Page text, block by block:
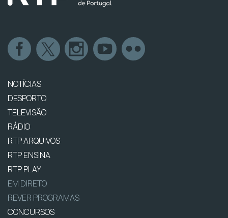
NOTÍCIAS
DESPORTO
TELEVISÃO
RÁDIO
RTP ARQUIVOS
RTP ENSINA
RTP PLAY
EM DIRETO
REVER PROGRAMAS
CONCURSOS